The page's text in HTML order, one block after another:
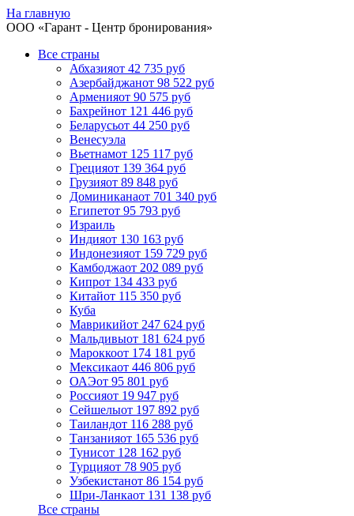
На главную
ООО «Гарант - Центр бронирования»
Все страны
Абхазияот 42 735 руб
Азербайджанот 98 522 руб
Арменияот 90 575 руб
Бахрейнот 121 446 руб
Беларусьот 44 250 руб
Венесуэла
Вьетнамот 125 117 руб
Грецияот 139 364 руб
Грузияот 89 848 руб
Доминиканаот 701 340 руб
Египетот 95 793 руб
Израиль
Индияот 130 163 руб
Индонезияот 159 729 руб
Камбоджаот 202 089 руб
Кипрот 134 433 руб
Китайот 115 350 руб
Куба
Маврикийот 247 624 руб
Мальдивыот 181 624 руб
Мароккоот 174 181 руб
Мексикаот 446 806 руб
ОАЭот 95 801 руб
Россияот 19 947 руб
Сейшелыот 197 892 руб
Таиландот 116 288 руб
Танзанияот 165 536 руб
Тунисот 128 162 руб
Турцияот 78 905 руб
Узбекистанот 86 154 руб
Шри-Ланкаот 131 138 руб
Все страны